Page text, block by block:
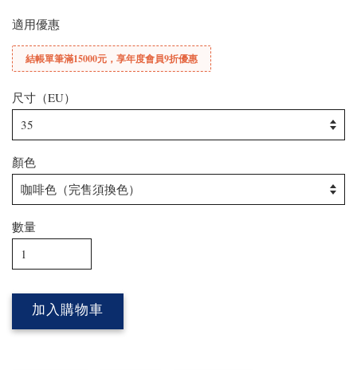
適用優惠
結帳單筆滿15000元，享年度會員9折優惠
尺寸（EU）
顏色
數量
加入購物車